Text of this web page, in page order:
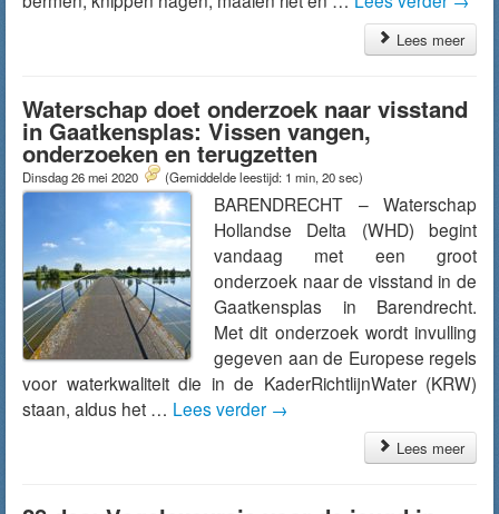
Lees meer
Waterschap doet onderzoek naar visstand
in Gaatkensplas: Vissen vangen,
onderzoeken en terugzetten
Dinsdag 26 mei 2020 (Gemiddelde leestijd: 1 min, 20 sec)
BARENDRECHT – Waterschap
Hollandse Delta (WHD) begint
vandaag met een groot
onderzoek naar de visstand in de
Gaatkensplas in Barendrecht.
Met dit onderzoek wordt invulling
gegeven aan de Europese regels
voor waterkwaliteit die in de KaderRichtlijnWater (KRW)
staan, aldus het … Lees verder →
Lees meer